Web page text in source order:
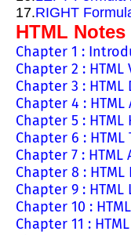
17.RIGHT
HTML Notes
Chapter 1 :
Chapter 2 : HTML
Chapter 3 : HTML
Chapter 4 :
Chapter 5 : HTML
Chapter 6 :
Chapter 7 : HTML
Chapter 8 : HTML
Chapter 9 : HTML
Chapter 10 :
Chapter 11 :